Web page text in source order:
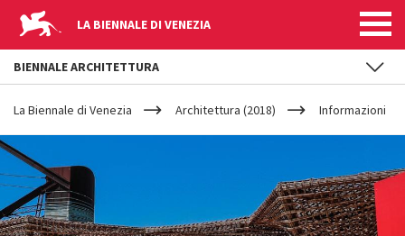
LA BIENNALE DI VENEZIA
YOUR
ARE
HERE
La Biennale di Venezia Architettura (2018) Informazioni
BIENNALE ARCHITETTURA